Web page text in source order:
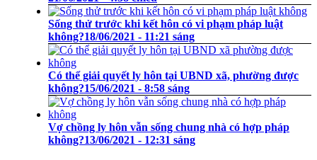
Sống thử trước khi kết hôn có vi phạm pháp luật
không?18/06/2021 - 11:21 sáng
Có thể giải quyết ly hôn tại UBND xã, phường được
không?15/06/2021 - 8:58 sáng
Vợ chồng ly hôn vẫn sống chung nhà có hợp pháp
không?13/06/2021 - 12:31 sáng